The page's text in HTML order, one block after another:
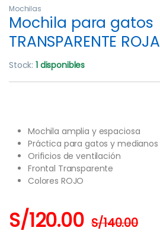
Mochilas
Mochila para gatos
TRANSPARENTE ROJA
Stock:1 disponibles
Mochila amplia y espaciosa
Práctica para gatos y medianos
Orificios de ventilación
Frontal Transparente
Colores ROJO
S/120.00 S/140.00